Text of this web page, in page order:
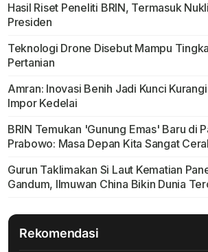
Hasil Riset Peneliti BRIN, Termasuk
Presiden
Teknologi Drone Disebut Mampu
Pertanian
Amran: Inovasi Benih Jadi Kunci
Impor Kedelai
BRIN Temukan 'Gunung Emas' Baru di
Prabowo: Masa Depan Kita Sangat
Gurun Taklimakan Si Laut Kematian
Gandum, Ilmuwan China Bikin Dunia
Rekomendasi